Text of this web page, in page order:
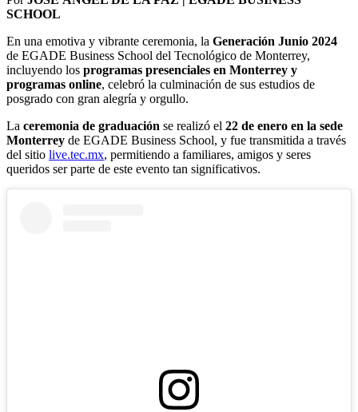
SCHOOL
En una emotiva y vibrante ceremonia, la Generación Junio 2024
de EGADE Business School del Tecnológico de Monterrey,
incluyendo los programas presenciales en Monterrey y
programas online, celebró la culminación de sus estudios de
posgrado con gran alegría y orgullo.
La ceremonia de graduación se realizó el 22 de enero en la sede
Monterrey de EGADE Business School, y fue transmitida a través
del sitio live.tec.mx, permitiendo a familiares, amigos y seres
queridos ser parte de este evento tan significativos.